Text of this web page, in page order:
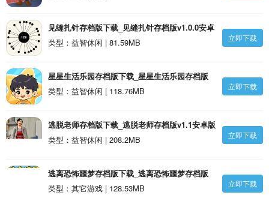
见缝扎针存档版下载_见缝扎针存档版v1.0.0安卓
版
类型：益智休闲 | 81.59MB 立即下载
星星生活乐园存档版下载_星星生活乐园存档版
v4.0安卓版
类型：益智休闲 | 118.76MB 立即下载
逃脱老师存档版下载_逃脱老师存档版v1.1安卓版
类型：益智休闲 | 208.2MB
立即下载
逃离恐怖噩梦存档版下载_逃离恐怖噩梦存档版
v3.0安卓版
类型：其它游戏 | 128.53MB 立即下载